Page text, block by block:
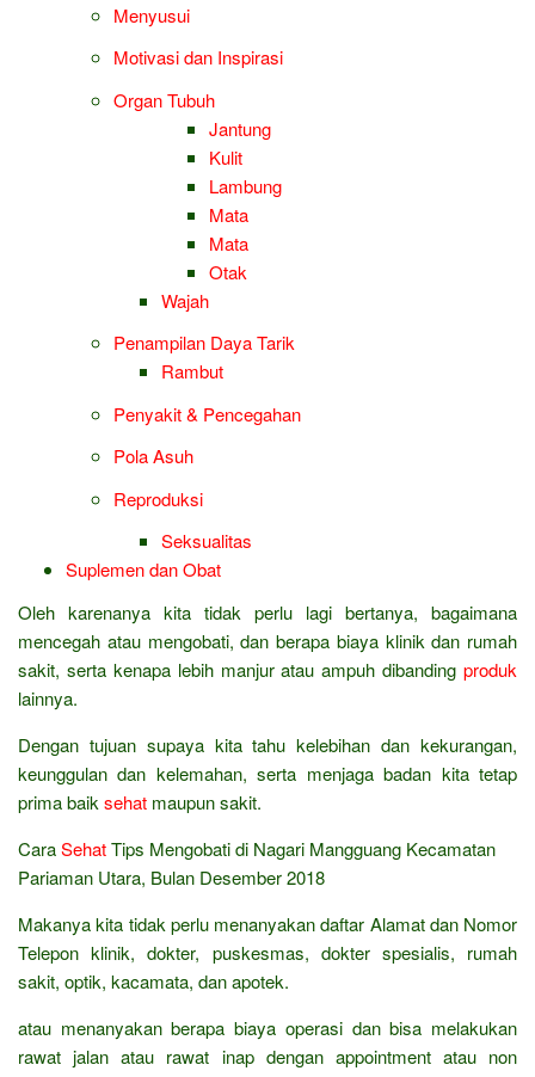
Menyusui
Motivasi dan Inspirasi
Organ Tubuh
Jantung
Kulit
Lambung
Mata
Mata
Otak
Wajah
Penampilan Daya Tarik
Rambut
Penyakit & Pencegahan
Pola Asuh
Reproduksi
Seksualitas
Suplemen dan Obat
Oleh karenanya kita tidak perlu lagi bertanya, bagaimana
mencegah atau mengobati, dan berapa biaya klinik dan rumah
sakit, serta kenapa lebih manjur atau ampuh dibanding produk
lainnya.
Dengan tujuan supaya kita tahu kelebihan dan kekurangan,
keunggulan dan kelemahan, serta menjaga badan kita tetap
prima baik sehat maupun sakit.
CaraSehatTips Mengobati di Nagari Mangguang Kecamatan
Pariaman Utara, Bulan Desember 2018
Makanya kita tidak perlu menanyakan daftar Alamat dan Nomor
Telepon klinik, dokter, puskesmas, dokter spesialis, rumah
sakit, optik, kacamata, dan apotek.
atau menanyakan berapa biaya operasi dan bisa melakukan
rawat jalan atau rawat inap dengan appointment atau non